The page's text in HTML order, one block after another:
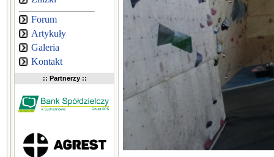
Forum
Artykuły
Galeria
Kontakt
:: Partnerzy ::